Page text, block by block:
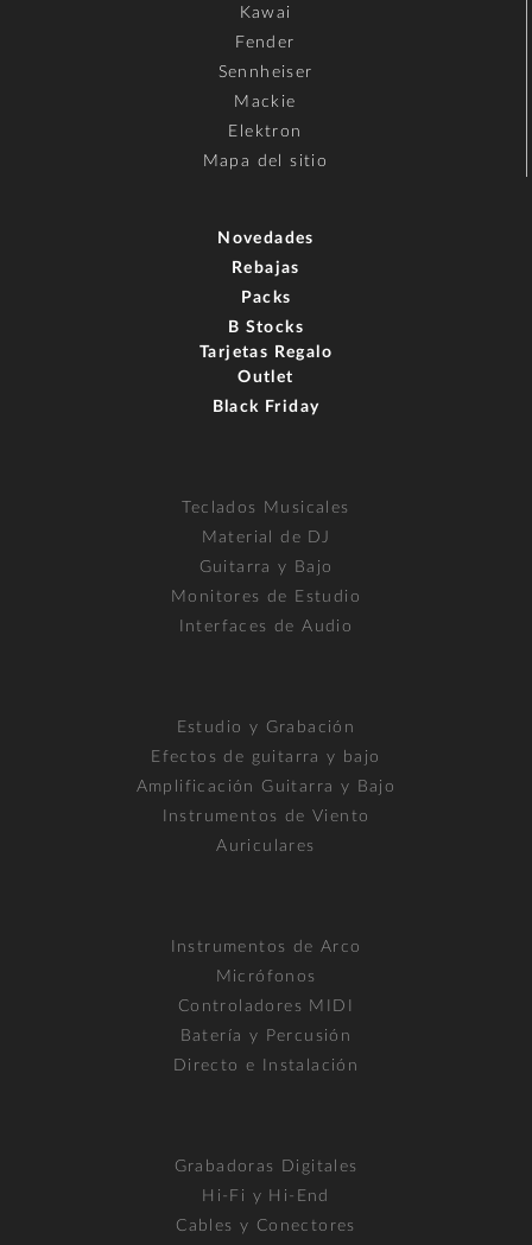
Kawai
Fender
Sennheiser
Mackie
Elektron
Mapa del sitio
Novedades
Rebajas
Packs
B Stocks
Tarjetas Regalo
Outlet
Black Friday
Teclados Musicales
Material de DJ
Guitarra y Bajo
Monitores de Estudio
Interfaces de Audio
Estudio y Grabación
Efectos de guitarra y bajo
Amplificación Guitarra y Bajo
Instrumentos de Viento
Auriculares
Instrumentos de Arco
Micrófonos
Controladores MIDI
Batería y Percusión
Directo e Instalación
Grabadoras Digitales
Hi-Fi y Hi-End
Cables y Conectores